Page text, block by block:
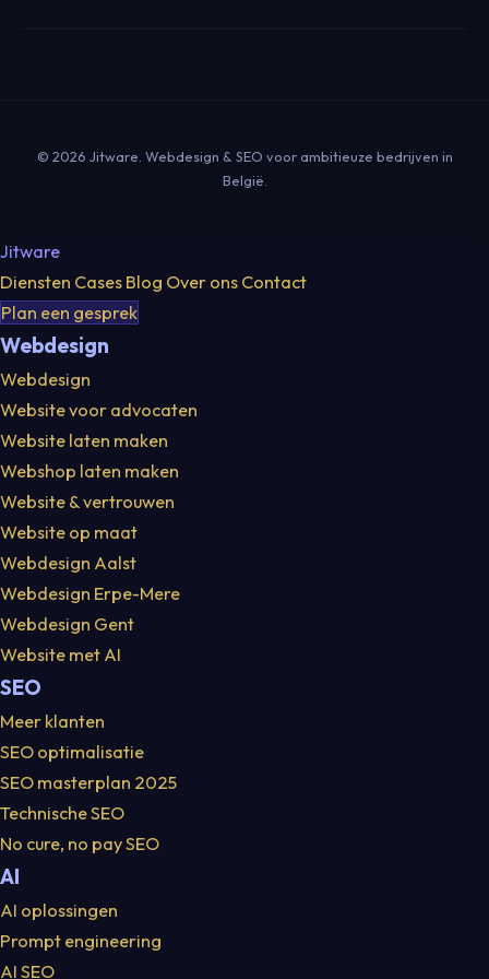
middel, geen doel op zich.
© 2026 Jitware. Webdesign & SEO voor ambitieuze bedrijven in
België.
Jitware
Diensten Cases Blog Over ons Contact
Plan een gesprek
Webdesign
Webdesign
Website voor advocaten
Website laten maken
Webshop laten maken
Website & vertrouwen
Website op maat
Webdesign Aalst
Webdesign Erpe-Mere
Webdesign Gent
Website met AI
SEO
Meer klanten
SEO optimalisatie
SEO masterplan 2025
Technische SEO
No cure, no pay SEO
AI
AI oplossingen
Prompt engineering
AI SEO